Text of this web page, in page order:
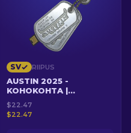
SV RIIPUS
AUSTIN 2025 -
KOHOKOHTA |
AVAUSPONKAISU
$22.47
$22.47